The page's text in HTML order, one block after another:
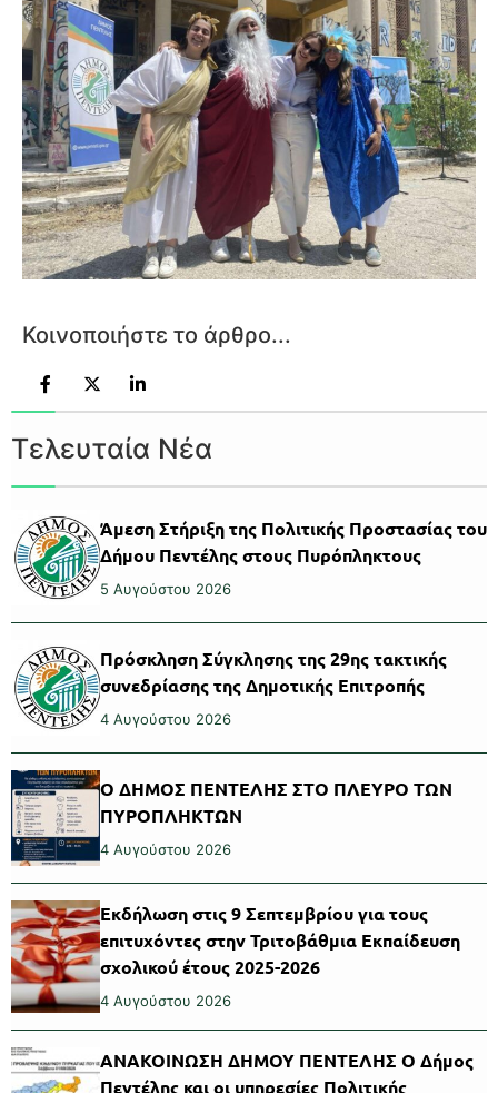
Κοινοποιήστε το άρθρο...
Τελευταία Νέα
Άμεση Στήριξη της Πολιτικής Προστασίας του
Δήμου Πεντέλης στους Πυρόπληκτους
5 Αυγούστου 2026
Πρόσκληση Σύγκλησης της 29ης τακτικής
συνεδρίασης της Δημοτικής Επιτροπής
4 Αυγούστου 2026
Ο ΔΗΜΟΣ ΠΕΝΤΕΛΗΣ ΣΤΟ ΠΛΕΥΡΟ ΤΩΝ
ΠΥΡΟΠΛΗΚΤΩΝ
4 Αυγούστου 2026
Εκδήλωση στις 9 Σεπτεμβρίου για τους
επιτυχόντες στην Τριτοβάθμια Εκπαίδευση
σχολικού έτους 2025-2026
4 Αυγούστου 2026
ΑΝΑΚΟΙΝΩΣΗ ΔΗΜΟΥ ΠΕΝΤΕΛΗΣ Ο Δήμος
Πεντέλης και οι υπηρεσίες Πολιτικής